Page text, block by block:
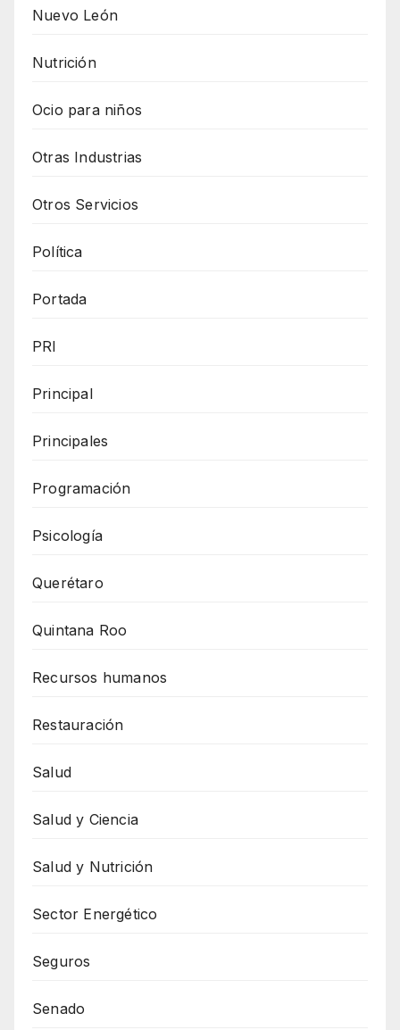
Nuevo León
Nutrición
Ocio para niños
Otras Industrias
Otros Servicios
Política
Portada
PRI
Principal
Principales
Programación
Psicología
Querétaro
Quintana Roo
Recursos humanos
Restauración
Salud
Salud y Ciencia
Salud y Nutrición
Sector Energético
Seguros
Senado